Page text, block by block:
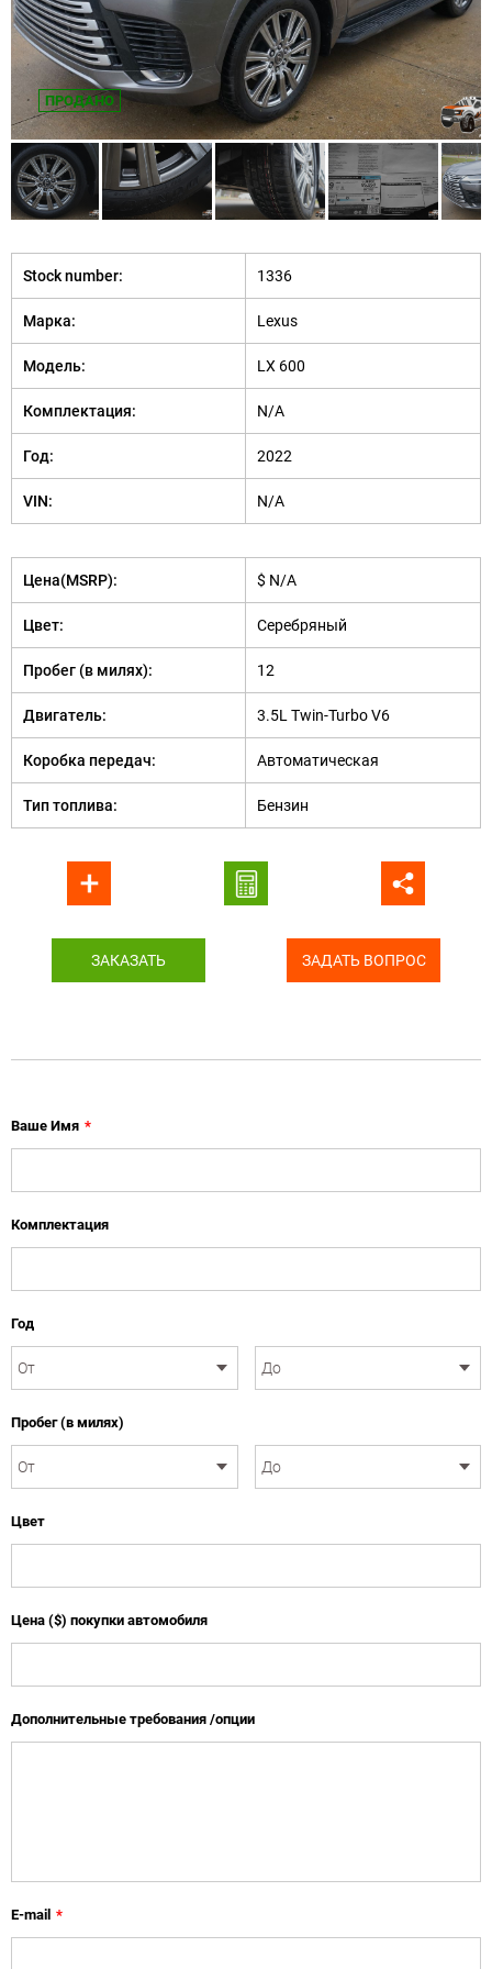
ПРОДАНО
Stock number: 1336
Марка: Lexus
Модель: LX 600
Комплектация: N/A
Год: 2022
VIN: N/A
Цена(MSRP): $ N/A
Цвет: Серебряный
Пробег (в милях): 12
Двигатель: 3.5L Twin-Turbo V6
Коробка передач: Автоматическая
Тип топлива: Бензин
ЗАКАЗАТЬ ЗАДАТЬ ВОПРОС
Ваше Имя *
Комплектация
Год
Пробег (в милях)
Цвет
Цена ($) покупки автомобиля
Дополнительные требования /опции
E-mail *